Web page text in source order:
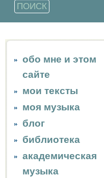
обо мне и этом
сайте
мои тексты
моя музыка
блог
библиотека
академическая
музыка